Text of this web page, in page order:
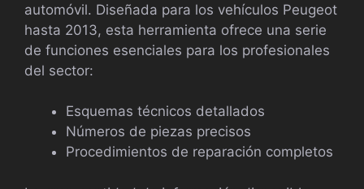
automóvil. Diseñada para los vehículos Peugeot
hasta 2013, esta herramienta ofrece una serie
de funciones esenciales para los profesionales
del sector:
Esquemas técnicos detallados
Números de piezas precisos
Procedimientos de reparación completos